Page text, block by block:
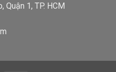
Quận 1, TP. HCM